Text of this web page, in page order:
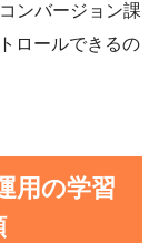
ンバージョン課
ロールできるの
用の学習